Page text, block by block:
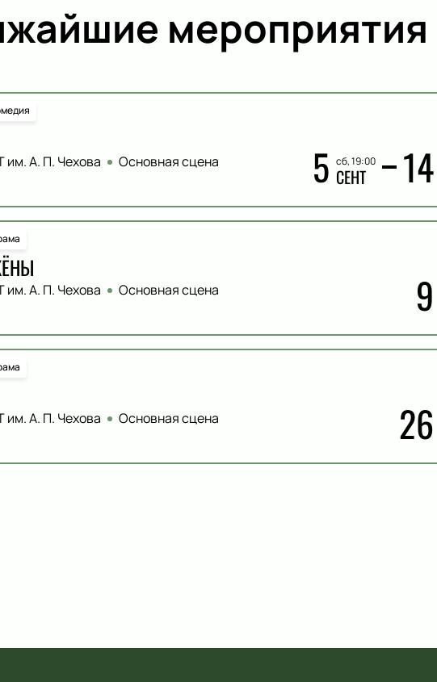
мероприятия
А. П. Чехова Основная сцена 5 сб, 19:00
СЕНТ 14
А. П. Чехова Основная сцена 9
А. П. Чехова Основная сцена 26